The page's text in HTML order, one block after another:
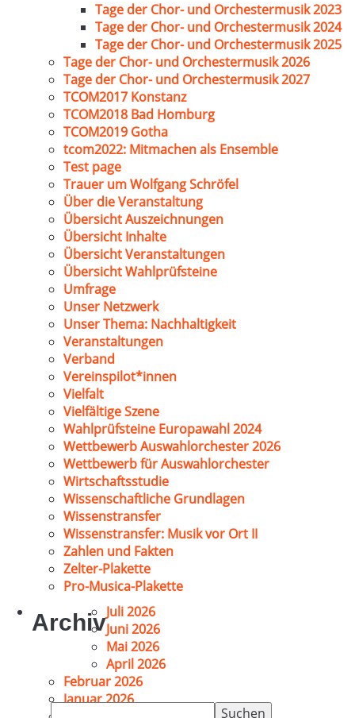
Tage der Chor- und Orchestermusik 2023
Tage der Chor- und Orchestermusik 2024
Tage der Chor- und Orchestermusik 2025
Tage der Chor- und Orchestermusik 2026
Tage der Chor- und Orchestermusik 2027
TCOM2017 Konstanz
TCOM2018 Bad Homburg
TCOM2019 Gotha
tcom2022: Mitmachen als Ensemble
Test page
Trauer um Wolfgang Schröfel
Über die Veranstaltung
Übersicht Auszeichnungen
Übersicht Inhalte
Übersicht Veranstaltungen
Übersicht Wahlprüfsteine
Umfrage
Unser Netzwerk
Unser Thema: Nachhaltigkeit
Veranstaltungen
Verband
Vereinspilot*innen
Vielfalt
Vielfältige Szene
Wahlprüfsteine Europawahl 2024
Wettbewerb Auswahlorchester 2026
Wettbewerb für Auswahlorchester
Wirtschaftsstudie
Wissenschaftliche Grundlagen
Wissenstransfer
Wissenstransfer: Musik vor Ort II
Zahlen und Fakten
Zelter-Plakette
Pro-Musica-Plakette
ArchivJuli 2026
Juni 2026
Mai 2026
April 2026
Februar 2026
Januar 2026